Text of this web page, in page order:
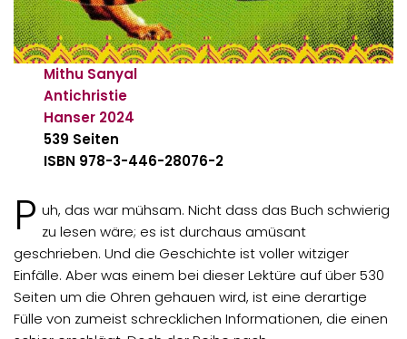
Mithu Sanyal
Antichristie
Hanser 2024
539 Seiten
ISBN 978-3-446-28076-2
P uh, das war mühsam. Nicht dass das Buch schwierig
zu lesen wäre; es ist durchaus amüsant
geschrieben. Und die Geschichte ist voller witziger
Einfälle. Aber was einem bei dieser Lektüre auf über 530
Seiten um die Ohren gehauen wird, ist eine derartige
Fülle von zumeist schrecklichen Informationen, die einen